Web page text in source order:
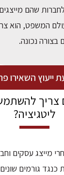
לחברות שהם
המשפט, הוא
בצורה נכונה.
ייעוץ השאירו
צריך
ליטגיציה?
מייצג עסקים
גורמים